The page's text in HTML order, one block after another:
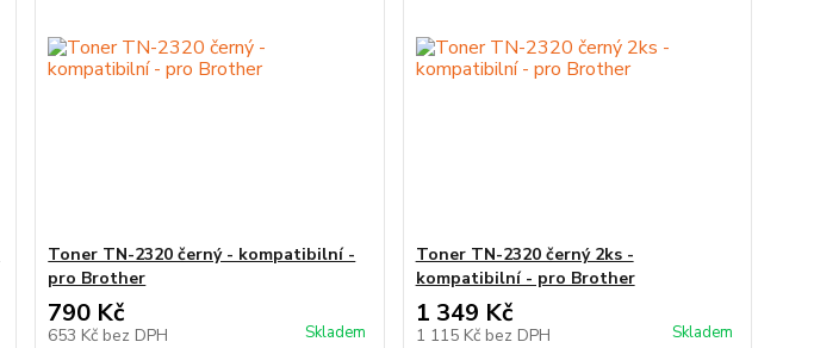
Toner TN-2320 černý - kompatibilní -
pro Brother
790 Kč
653 Kč bez DPH Skladem
Toner TN-2320 černý 2ks -
kompatibilní - pro Brother
1 349 Kč
1 115 Kč bez DPH Skladem